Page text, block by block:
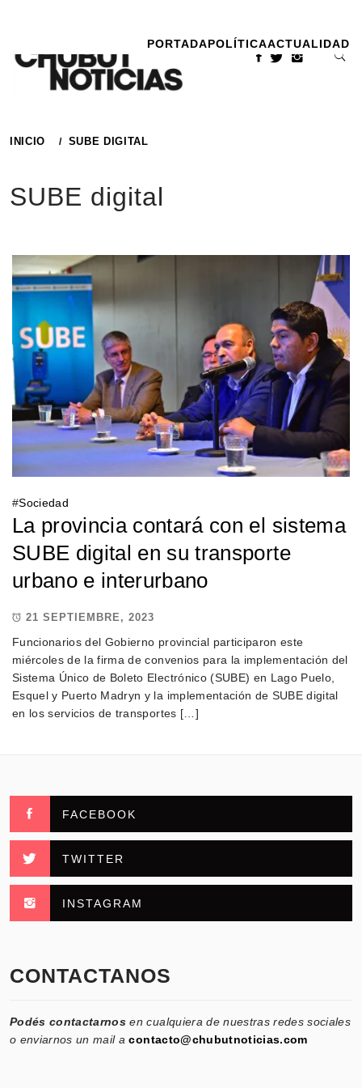
contenido
PORTADAPOLÍTICAACTUALIDAD
INICIO SUBE DIGITAL
SUBE digital
#Sociedad
La provincia contará con el sistema
SUBE digital en su transporte
urbano e interurbano
21 SEPTIEMBRE, 2023
Funcionarios del Gobierno provincial participaron este
miércoles de la firma de convenios para la implementación del
Sistema Único de Boleto Electrónico (SUBE) en Lago Puelo,
Esquel y Puerto Madryn y la implementación de SUBE digital
en los servicios de transportes […]
FACEBOOK
TWITTER
INSTAGRAM
CONTACTANOS
Podés contactarnos en cualquiera de nuestras redes sociales
o enviarnos un mail acontacto@chubutnoticias.com